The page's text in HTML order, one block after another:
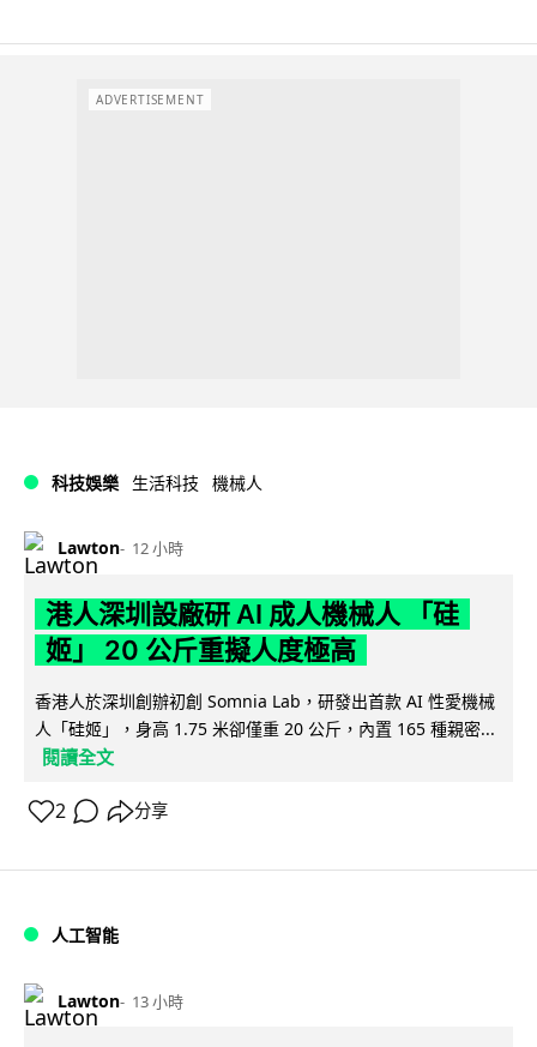
ADVERTISEMENT
科技娛樂 生活科技 機械人
Lawton 12 小時
港人深圳設廠研 AI 成人機械人 「硅
姬」 20 公斤重擬人度極高
香港人於深圳創辦初創 Somnia Lab，研發出首款 AI 性愛機械
人「硅姬」，身高 1.75 米卻僅重 20 公斤，內置 165 種親密...
閱讀全文
2 分享
人工智能
Lawton 13 小時